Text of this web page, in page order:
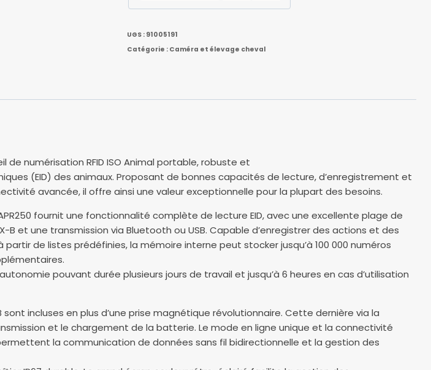
UGS : 91005191
Catégorie : Caméra et élevage cheval
de numérisation RFID ISO Animal portable, robuste et
(EID) des animaux. Proposant de bonnes capacités de lecture, d’enregistrement et
avancée, il offre ainsi une valeur exceptionnelle pour la plupart des besoins.
fournit une fonctionnalité complète de lecture EID, avec une excellente plage de
B et une transmission via Bluetooth ou USB. Capable d’enregistrer des actions et des
de listes prédéfinies, la mémoire interne peut stocker jusqu’à 100 000 numéros
pouvant durée plusieurs jours de travail et jusqu’à 6 heures en cas d’utilisation
incluses en plus d’une prise magnétique révolutionnaire. Cette dernière via la
et le chargement de la batterie. Le mode en ligne unique et la connectivité
la communication de données sans fil bidirectionnelle et la gestion des